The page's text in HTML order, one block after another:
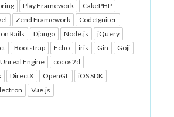
Play Framework
CakePHP
Zend Framework
CodeIgniter
Rails Django Node.js
jQuery
Bootstrap Echo iris Gin
Goji
Unreal Engine
cocos2d
DirectX OpenGL
iOS SDK
Vue.js